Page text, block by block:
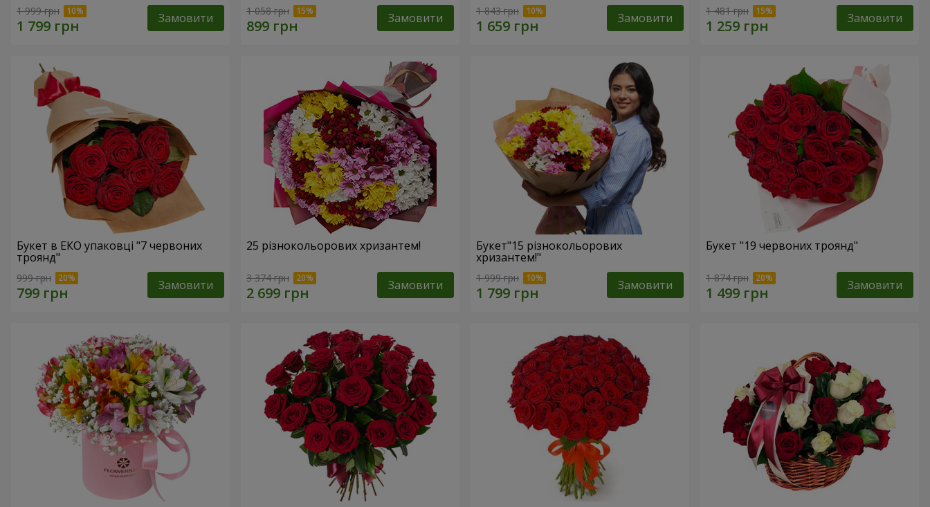
1 999 грн Замовити 1 058 грн Замовити 1 843 грн Замовити 1 481 грн Замовити
Букет в ЕКО упаковці "7 червоних
троянд"
999 грн Замовити
25 різнокольорових хризантем!
3 374 грн Замовити
Букет"15 різнокольорових
хризантем!"
1 999 грн Замовити
Букет "19 червоних троянд"
1 874 грн Замовити